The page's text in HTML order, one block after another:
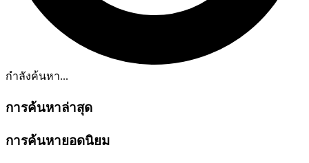
กำลังค้นหา...
การค้นหาล่าสุด
การค้นหายอดนิยม